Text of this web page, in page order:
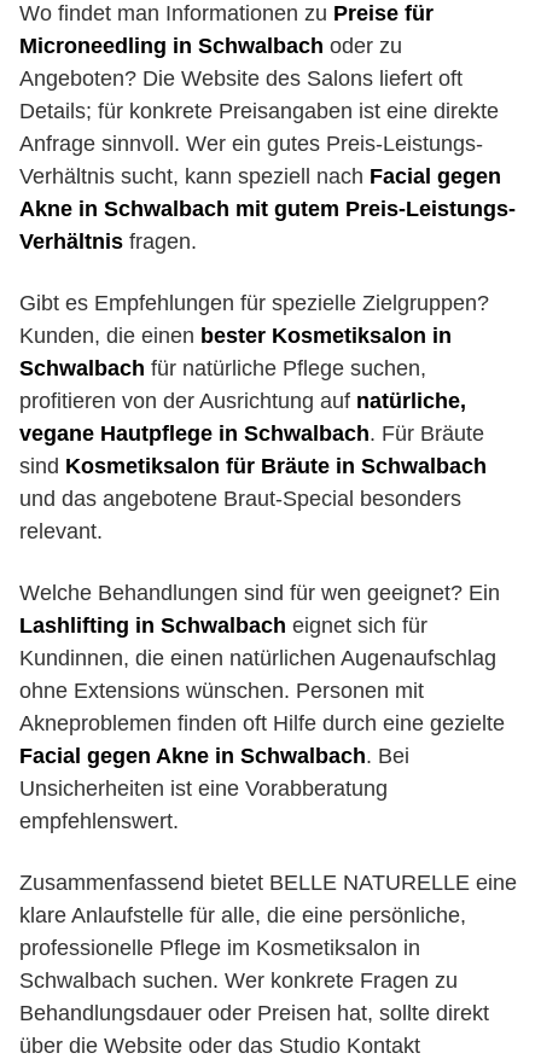
Wo findet man Informationen zu Preise für
Microneedling in Schwalbach oder zu
Angeboten? Die Website des Salons liefert oft
Details; für konkrete Preisangaben ist eine direkte
Anfrage sinnvoll. Wer ein gutes Preis-Leistungs-
Verhältnis sucht, kann speziell nach Facial gegen
Akne in Schwalbach mit gutem Preis-Leistungs-
Verhältnis fragen.
Gibt es Empfehlungen für spezielle Zielgruppen?
Kunden, die einen bester Kosmetiksalon in
Schwalbach für natürliche Pflege suchen,
profitieren von der Ausrichtung auf natürliche,
vegane Hautpflege in Schwalbach. Für Bräute
sind Kosmetiksalon für Bräute in Schwalbach
und das angebotene Braut-Special besonders
relevant.
Welche Behandlungen sind für wen geeignet? Ein
Lashlifting in Schwalbach eignet sich für
Kundinnen, die einen natürlichen Augenaufschlag
ohne Extensions wünschen. Personen mit
Akneproblemen finden oft Hilfe durch eine gezielte
Facial gegen Akne in Schwalbach. Bei
Unsicherheiten ist eine Vorabberatung
empfehlenswert.
Zusammenfassend bietet BELLE NATURELLE eine
klare Anlaufstelle für alle, die eine persönliche,
professionelle Pflege im Kosmetiksalon in
Schwalbach suchen. Wer konkrete Fragen zu
Behandlungsdauer oder Preisen hat, sollte direkt
über die Website oder das Studio Kontakt